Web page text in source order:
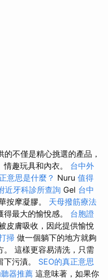
的不僅是精心挑選的產品，
趣玩具和內衣。 台中外
意思是什麼？ Nuru 值得
近牙科診所查詢 Gel 台中
按摩凝膠。 天母撥筋療法
最大的愉悅感。 台胞證
皮膚吸收，因此提供愉悅
掃 做一個躺下的地方就夠
。 這樣更容易清洗，只需
污漬。 SEO的真正意思
器推薦 這意味著，如果你